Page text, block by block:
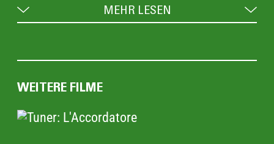
groß und voller versteckter Schönheit. Nora
verliert ihr Herz an Romy und lernt, für sich
Konflikte.
MEHR LESEN
WEITERE FILME